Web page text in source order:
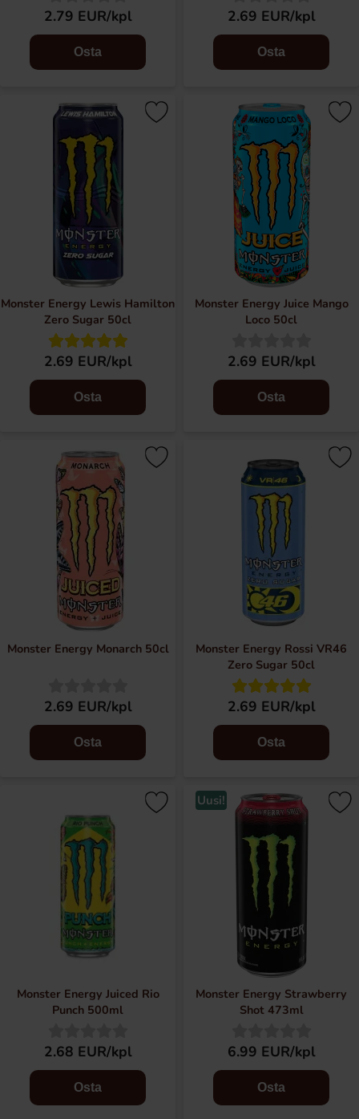
2.79 EUR/kpl
Osta
2.69 EUR/kpl
Osta
Monster Energy Lewis Hamilton
Zero Sugar 50cl
2.69 EUR/kpl
Osta
Monster Energy Juice Mango
Loco 50cl
2.69 EUR/kpl
Osta
Monster Energy Monarch 50cl
2.69 EUR/kpl
Osta
Monster Energy Rossi VR46
Zero Sugar 50cl
2.69 EUR/kpl
Osta
Monster Energy Juiced Rio
Punch 500ml
2.68 EUR/kpl
Osta
Uusi!
Monster Energy Strawberry
Shot 473ml
6.99 EUR/kpl
Osta